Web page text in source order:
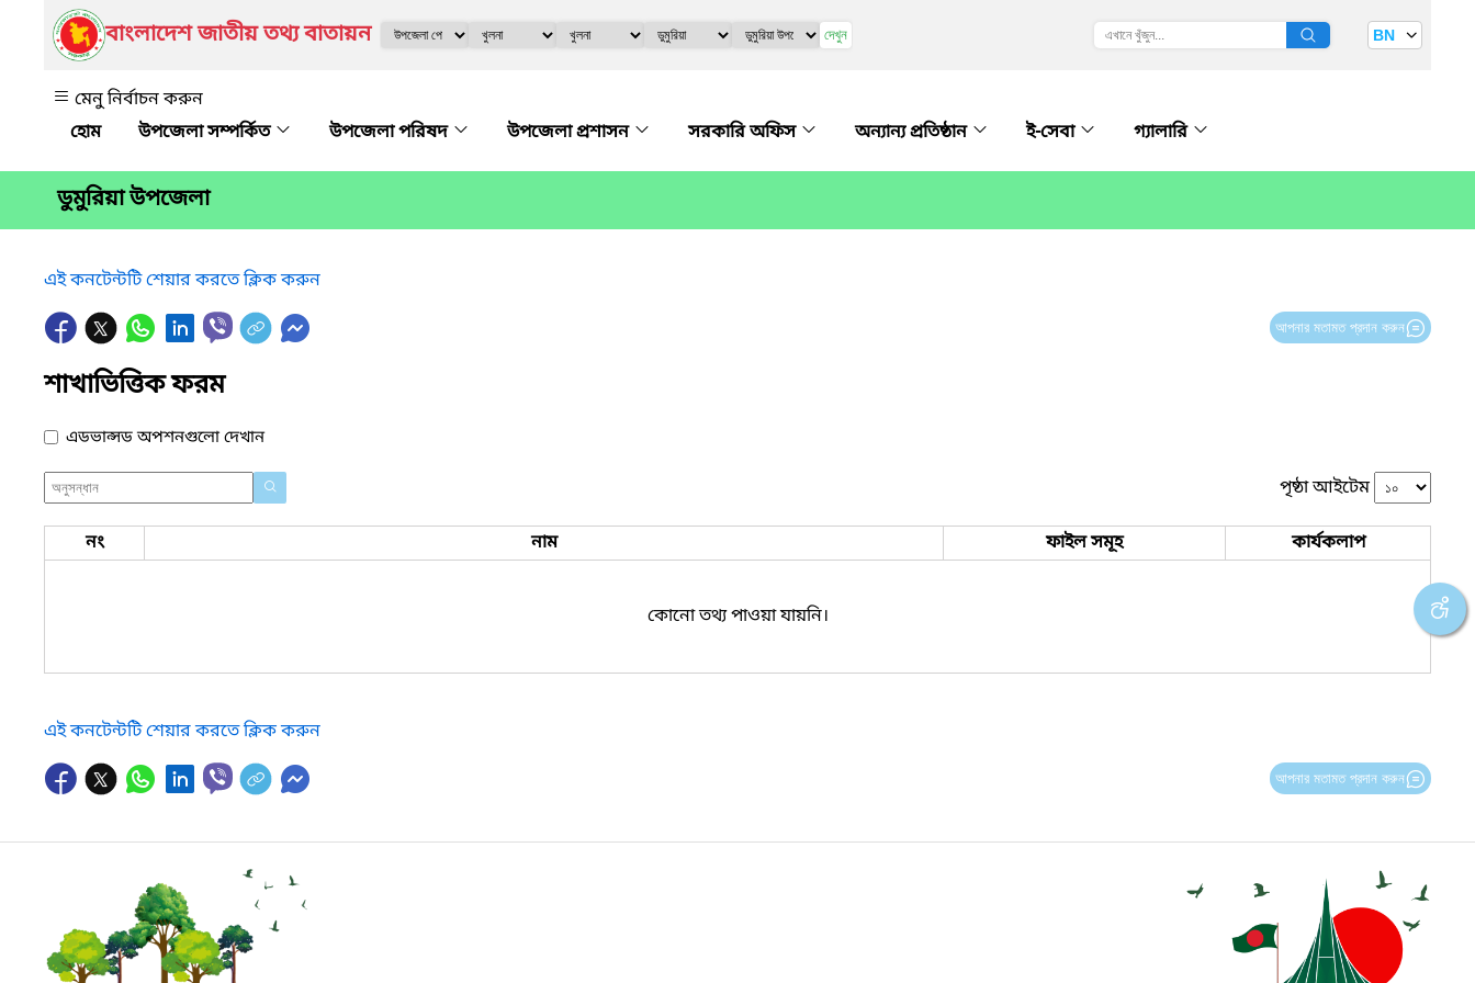
বাংলাদেশ জাতীয় তথ্য বাতায়ন দেখুন BN
মেনু নির্বাচন করুন
উপজেলা সম্পর্কিত
উপজেলা পরিষদ উপজেলা প্রশাসন সরকারি অফিস অন্যান্য প্রতিষ্ঠান ই-সেবা গ্যালারি
ডুমুরিয়া উপজেলা
এই কনটেন্টটি শেয়ার করতে ক্লিক করুন
আপনার মতামত প্রদান করুন
শাখাভিত্তিক ফরম
এডভান্সড অপশনগুলো দেখান
পৃষ্ঠা আইটেম
নং নাম ফাইল সমূহ কার্যকলাপ
কোনো তথ্য পাওয়া যায়নি।
এই কনটেন্টটি শেয়ার করতে ক্লিক করুন
আপনার মতামত প্রদান করুন